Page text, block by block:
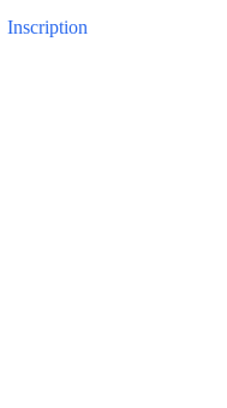
Inscription